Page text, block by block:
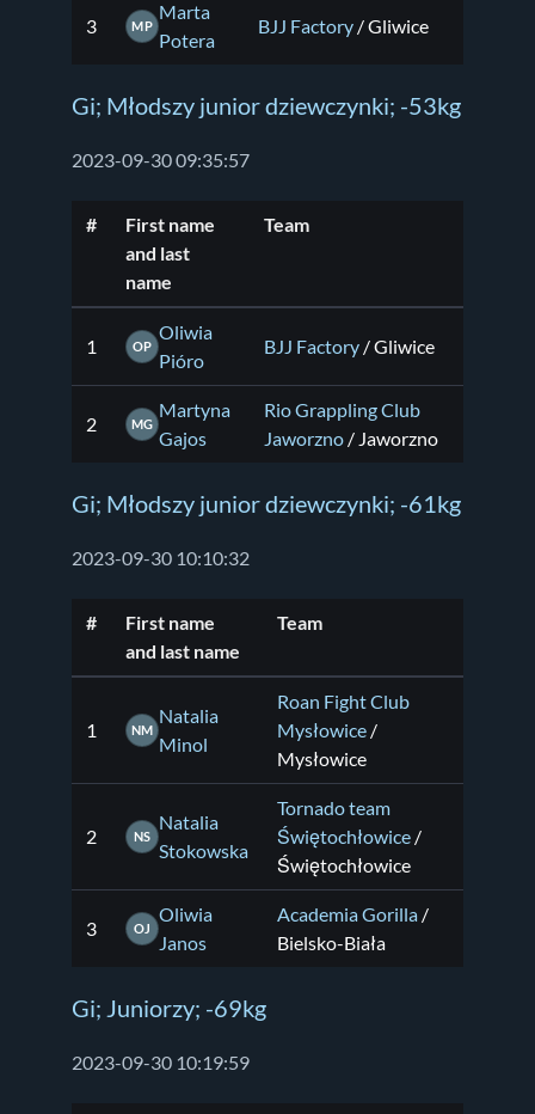
3 MP
Marta
Potera
BJJ Factory / Gliwice
Gi; Młodszy junior dziewczynki; -53kg
2023-09-30 09:35:57
#
First name
and last
name
Team
1 OP
Oliwia
Pióro
BJJ Factory / Gliwice
2 MG
Martyna
Gajos
Rio Grappling Club
Jaworzno / Jaworzno
Gi; Młodszy junior dziewczynki; -61kg
2023-09-30 10:10:32
#
First name
and last name
Team
1 NM
Natalia
Minol
Roan Fight Club
Mysłowice /
Mysłowice
2 NS
Natalia
Stokowska
Tornado team
Świętochłowice /
Świętochłowice
3 OJ
Oliwia
Janos
Academia Gorilla /
Bielsko-Biała
Gi; Juniorzy; -69kg
2023-09-30 10:19:59